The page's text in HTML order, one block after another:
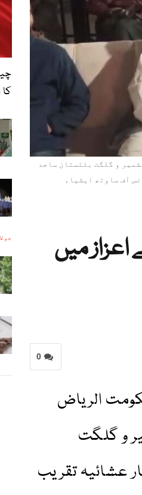
و گلگت بلتستان ساجد
آف ساوتھ ایشیاء
میں
0
الریاض
و گلگت
عشائیہ تقریب
جولائی